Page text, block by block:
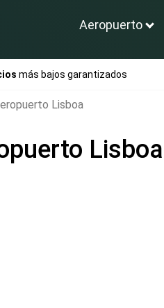
Aeropuerto
más bajos garantizados
Lisboa
Lisboa